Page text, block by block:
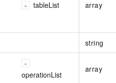
tableList array
string
operationList
array